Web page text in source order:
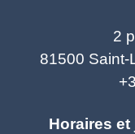
2
81500 Saint-
Horaires